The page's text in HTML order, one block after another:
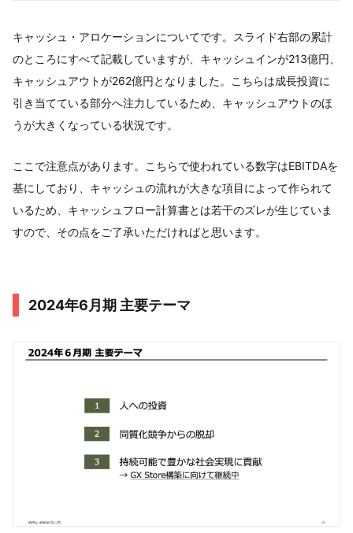
キャッシュ・アロケーションについてです。スライド右部の累計
のところにすべて記載していますが、キャッシュインが213億円、
キャッシュアウトが262億円となりました。こちらは成長投資に
引き当てている部分へ注力しているため、キャッシュアウトのほ
うが大きくなっている状況です。
ここで注意点があります。こちらで使われている数字はEBITDAを
基にしており、キャッシュの流れが大きな項目によって作られて
いるため、キャッシュフロー計算書とは若干のズレが生じていま
すので、その点をご了承いただければと思います。
2024年6月期 主要テーマ